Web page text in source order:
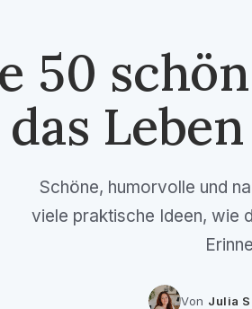
50
das
Schöne, humorvolle und
viele praktische Ideen, wie
Von Julia